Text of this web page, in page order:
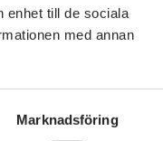
enhet till de sociala
med annan
Marknadsföring